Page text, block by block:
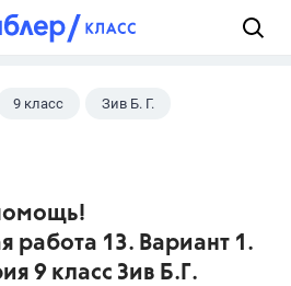
9 класс Зив Б. Г.
работа 13. Вариант 1.
9 класс Зив Б.Г.